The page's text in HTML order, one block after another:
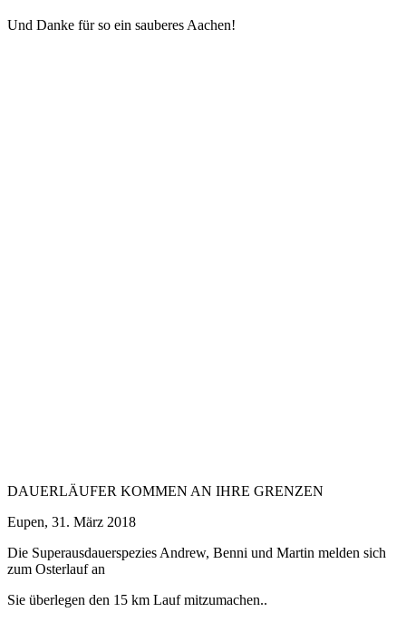
Und Danke für so ein sauberes Aachen!
DAUERLÄUFER KOMMEN AN IHRE GRENZEN
Eupen, 31. März 2018
Die Superausdauerspezies Andrew, Benni und Martin melden sich
zum Osterlauf an
Sie überlegen den 15 km Lauf mitzumachen..